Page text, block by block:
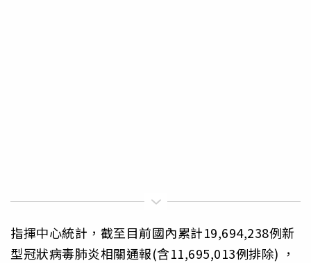
指揮中心統計，截至目前國內累計19,694,238例新
型冠狀病毒肺炎相關通報(含11,695,013例排除) ，